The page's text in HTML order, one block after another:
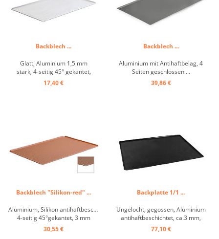
Backblech ...
Glatt, Aluminium 1,5 mm
stark, 4-seitig 45° gekantet,
Ecken offen, ohne
Beschichtung, GN 1/1 ...
17,40 €
Backblech ...
Aluminium mit Antihaftbelag, 4
Seiten geschlossen ...
39,86 €
Backblech "Silikon-red" ...
Aluminium, Silikon antihaftbeschichtet,
4-seitig 45°gekantet, 3 mm
gelocht, Temperaturbereich bis +
240° C. ...
30,55 €
Backplatte 1/1 ...
Ungelocht, gegossen, Aluminium
antihaftbeschichtet, ca.3 mm,
leicht gekantet ...
77,10 €